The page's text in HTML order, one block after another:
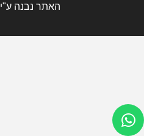
האתר נבנה ע"י